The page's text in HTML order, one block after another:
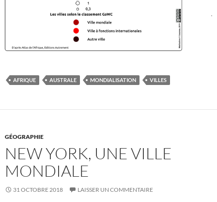
AFRIQUE AUSTRALE MONDIALISATION VILLES
GÉOGRAPHIE
NEW YORK, UNE VILLE
MONDIALE
31 OCTOBRE 2018 LAISSER UN COMMENTAIRE